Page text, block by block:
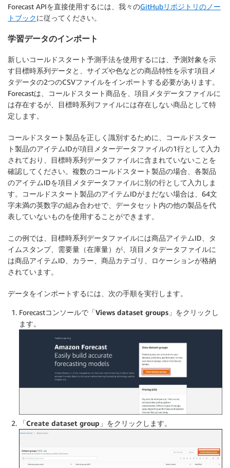
Forecast APIを直接使用するには、我々のGitHubリポジトリのノー
トブックに従ってください。
学習データのインポート
新しいコールドスタート予測手法を使用するには、予測対象を示
す目標時系列データと、サイズや色などの商品特性を示す項目メ
タデータの2つのCSVファイルをインポートする必要があります。
Forecastは、コールドスタート商品を、項目メタデータファイルに
は存在するが、目標時系列ファイルには存在しない商品として特
定します。
コールドスタート製品を正しく識別するために、コールドスター
ト製品のアイテムIDが項目メターデータファイルの1行として入力
されており、目標時系列データファイルに含まれていないことを
確認してください。複数のコールドスタート製品の場合、各製品
のアイテムIDを項目メタデータファイルに別の行として入力しま
す。コールドスタート製品のアイテムIDがまだない場合は、64文
字未満の英数字の組み合わせで、データセット内の他の製品を代
表していないものを使用することができます。
この例では、目標時系列データファイルには商品アイテムID、タ
イムスタンプ、需要量（在庫量）が、項目メタデータファイルに
は商品アイテムID、カラー、商品カテゴリ、ロケーションが格納
されています。
データをインポートするには、次の手順を実行します。
Forecastコンソールで 「Views dataset groups」 をクリックし
ます。
「Create dataset group」 をクリックします。